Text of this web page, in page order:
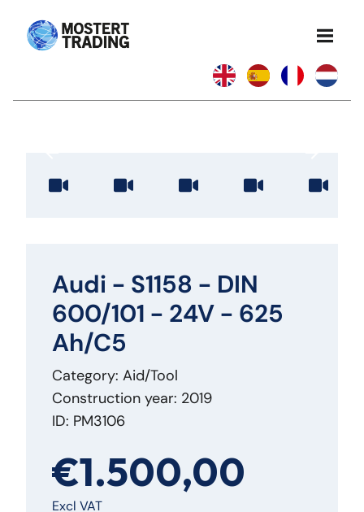
Audi - S1158 - DIN
600/101 - 24V - 625
Ah/C5
Category: Aid/Tool
Construction year: 2019
ID: PM3106
€1.500,00
Excl VAT